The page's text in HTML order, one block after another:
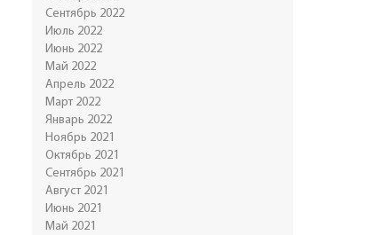
Сентябрь 2022
Июль 2022
Июнь 2022
Май 2022
Апрель 2022
Март 2022
Январь 2022
Ноябрь 2021
Октябрь 2021
Сентябрь 2021
Август 2021
Июнь 2021
Май 2021